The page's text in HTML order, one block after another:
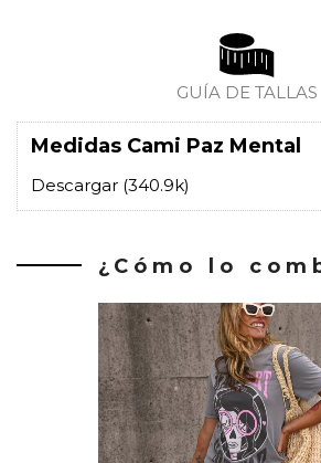
GUÍA DE TALLAS
Medidas Cami Paz Mental
Descargar (340.9k)
¿Cómo lo